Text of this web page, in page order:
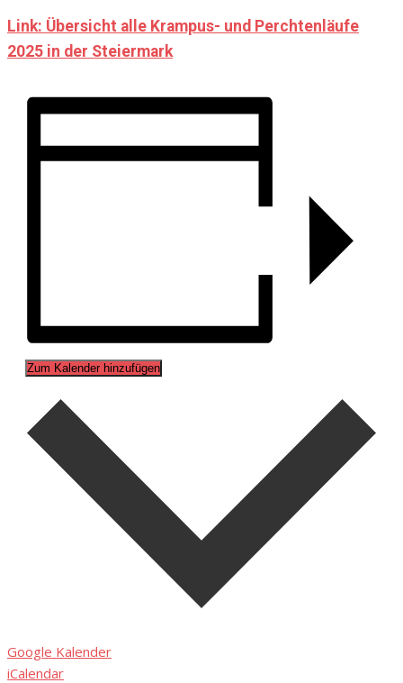
Link: Übersicht alle Krampus- und Perchtenläufe
2025 in der Steiermark
Zum Kalender hinzufügen
Google Kalender
iCalendar